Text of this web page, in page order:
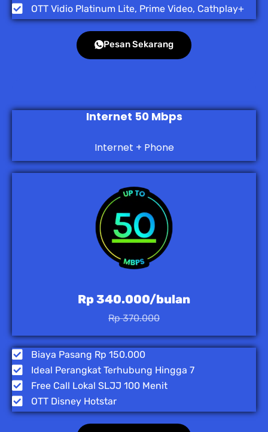
OTT Vidio Platinum Lite, Prime Video, Cathplay+
Pesan Sekarang
Internet 50 Mbps
Internet + Phone
Rp 340.000/bulan
Rp 370.000
Biaya Pasang Rp 150.000
Ideal Perangkat Terhubung Hingga 7
Free Call Lokal SLJJ 100 Menit
OTT Disney Hotstar